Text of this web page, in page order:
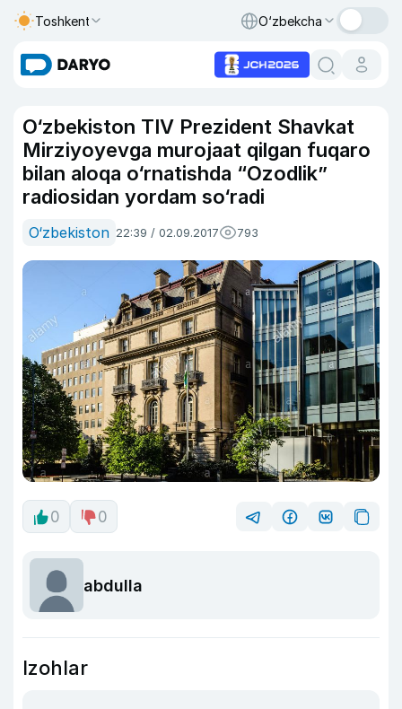
Toshkent O‘zbekcha
O‘zbekiston TIV Prezident Shavkat
Mirziyoyevga murojaat qilgan fuqaro
bilan aloqa o‘rnatishda “Ozodlik”
radiosidan yordam so‘radi
O‘zbekiston 22:39 / 02.09.2017 793
0 0
abdulla
Izohlar